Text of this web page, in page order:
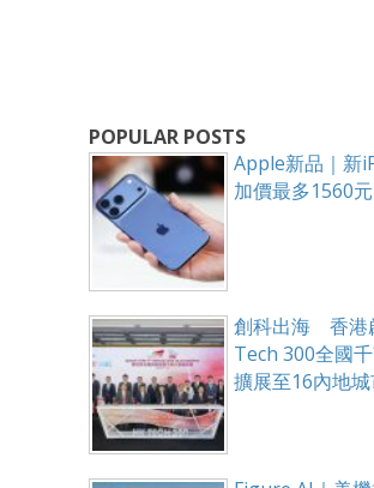
POPULAR POSTS
Apple新品｜新
加價最多1560元
創科出海 香港
Tech 300全國
擴展至16內地